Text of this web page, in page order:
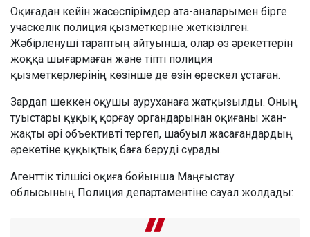
Оқиғадан кейін жасөспірімдер ата-аналарымен бірге
учаскелік полиция қызметкеріне жеткізілген.
Жәбірленуші тараптың айтуынша, олар өз әрекеттерін
жоққа шығармаған және тіпті полиция
қызметкерлерінің көзінше де өзін өрескел ұстаған.
Зардап шеккен оқушы ауруханаға жатқызылды. Оның
туыстары құқық қорғау органдарынан оқиғаны жан-
жақты әрі объективті тергеп, шабуыл жасағандардың
әрекетіне құқықтық баға беруді сұрады.
Агенттік тілшісі оқиға бойынша Маңғыстау
облысының Полиция департаментіне сауал жолдады: